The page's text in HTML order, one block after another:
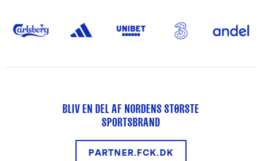
BLIV EN DEL AF NORDENS STØRSTE
SPORTSBRAND
PARTNER.FCK.DK